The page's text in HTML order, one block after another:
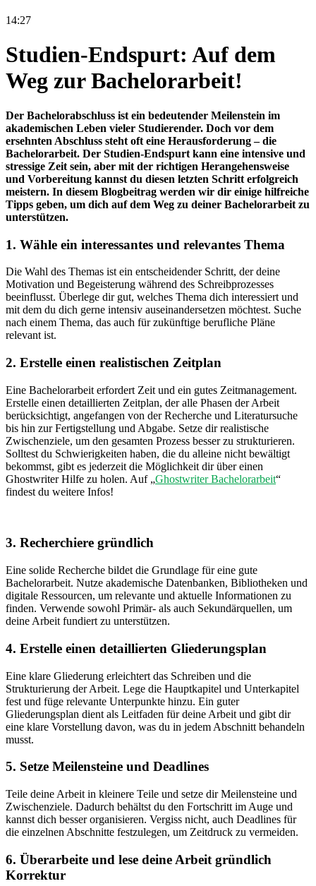
14:27
Studien-Endspurt: Auf dem
Weg zur Bachelorarbeit!
Der Bachelorabschluss ist ein bedeutender Meilenstein im
akademischen Leben vieler Studierender. Doch vor dem
ersehnten Abschluss steht oft eine Herausforderung – die
Bachelorarbeit. Der Studien-Endspurt kann eine intensive und
stressige Zeit sein, aber mit der richtigen Herangehensweise
und Vorbereitung kannst du diesen letzten Schritt erfolgreich
meistern. In diesem Blogbeitrag werden wir dir einige hilfreiche
Tipps geben, um dich auf dem Weg zu deiner Bachelorarbeit zu
unterstützen.
1. Wähle ein interessantes und relevantes Thema
Die Wahl des Themas ist ein entscheidender Schritt, der deine
Motivation und Begeisterung während des Schreibprozesses
beeinflusst. Überlege dir gut, welches Thema dich interessiert und
mit dem du dich gerne intensiv auseinandersetzen möchtest. Suche
nach einem Thema, das auch für zukünftige berufliche Pläne
relevant ist.
2. Erstelle einen realistischen Zeitplan
Eine Bachelorarbeit erfordert Zeit und ein gutes Zeitmanagement.
Erstelle einen detaillierten Zeitplan, der alle Phasen der Arbeit
berücksichtigt, angefangen von der Recherche und Literatursuche
bis hin zur Fertigstellung und Abgabe. Setze dir realistische
Zwischenziele, um den gesamten Prozess besser zu strukturieren.
Solltest du Schwierigkeiten haben, die du alleine nicht bewältigt
bekommst, gibt es jederzeit die Möglichkeit dir über einen
Ghostwriter Hilfe zu holen. Auf „Ghostwriter Bachelorarbeit“
findest du weitere Infos!
3. Recherchiere gründlich
Eine solide Recherche bildet die Grundlage für eine gute
Bachelorarbeit. Nutze akademische Datenbanken, Bibliotheken und
digitale Ressourcen, um relevante und aktuelle Informationen zu
finden. Verwende sowohl Primär- als auch Sekundärquellen, um
deine Arbeit fundiert zu unterstützen.
4. Erstelle einen detaillierten Gliederungsplan
Eine klare Gliederung erleichtert das Schreiben und die
Strukturierung der Arbeit. Lege die Hauptkapitel und Unterkapitel
fest und füge relevante Unterpunkte hinzu. Ein guter
Gliederungsplan dient als Leitfaden für deine Arbeit und gibt dir
eine klare Vorstellung davon, was du in jedem Abschnitt behandeln
musst.
5. Setze Meilensteine und Deadlines
Teile deine Arbeit in kleinere Teile und setze dir Meilensteine und
Zwischenziele. Dadurch behältst du den Fortschritt im Auge und
kannst dich besser organisieren. Vergiss nicht, auch Deadlines für
die einzelnen Abschnitte festzulegen, um Zeitdruck zu vermeiden.
6. Überarbeite und lese deine Arbeit gründlich
Korrektur